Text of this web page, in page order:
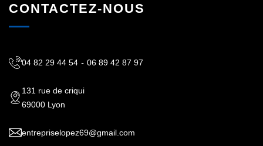
CONTACTEZ-NOUS
04 82 29 44 54 - 06 89 42 87 97
131 rue de criqui
69000 Lyon
entrepriselopez69@gmail.com